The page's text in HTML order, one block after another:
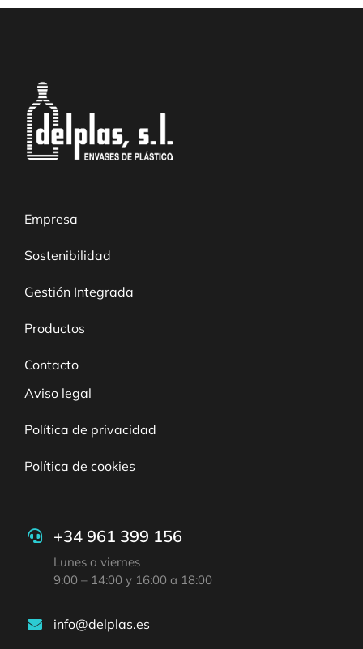
Empresa
Sostenibilidad
Gestión Integrada
Productos
Contacto
Aviso legal
Política de privacidad
Política de cookies
+34 961 399 156
Lunes a viernes
9:00 – 14:00 y 16:00 a 18:00
info@delplas.es